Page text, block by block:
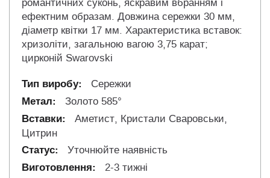
романтичних суконь, яскравим вбранням і
ефектним образам. Довжина сережки 30 мм,
діаметр квітки 17 мм. Характеристика вставок:
хризоліти, загальною вагою 3,75 карат;
цирконій Swarovski
Сережки
Золото 585°
Аметист, Кристали Сваровськи,
Цитрин
Уточнюйте наявність
2-3 тижні